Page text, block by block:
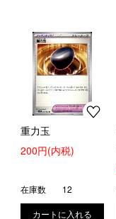
重力玉
200円(内税)
在庫数 12